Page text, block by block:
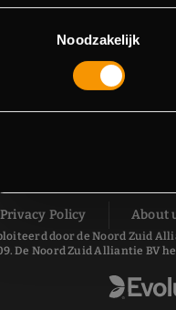
Noodzakelijk
Privacy Policy About
door de Noord Zuid
De Noord Zuid Alliantie BV